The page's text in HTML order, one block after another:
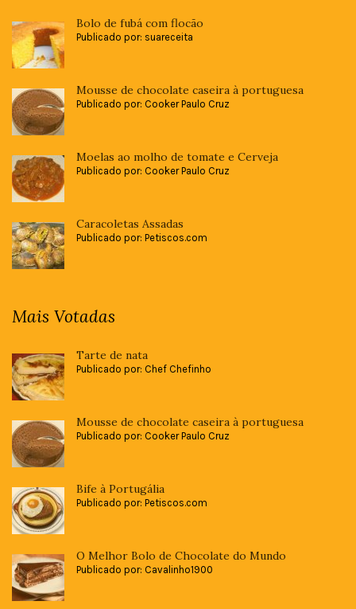
Bolo de fubá com flocão
Publicado por: suareceita
Mousse de chocolate caseira à portuguesa
Publicado por: Cooker Paulo Cruz
Moelas ao molho de tomate e Cerveja
Publicado por: Cooker Paulo Cruz
Caracoletas Assadas
Publicado por: Petiscos.com
Mais Votadas
Tarte de nata
Publicado por: Chef Chefinho
Mousse de chocolate caseira à portuguesa
Publicado por: Cooker Paulo Cruz
Bife à Portugália
Publicado por: Petiscos.com
O Melhor Bolo de Chocolate do Mundo
Publicado por: Cavalinho1900